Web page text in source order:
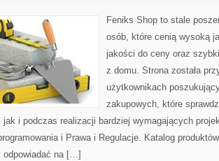
Feniks Shop to stale
osób, które cenią wysoką
jakości do ceny oraz
z domu. Strona została
użytkownikach
zakupowych, które
jak i podczas realizacji bardziej wymagających
i Prawa i Regulacje. Katalog
odpowiadać na […]